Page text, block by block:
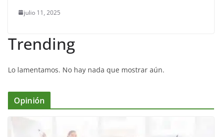
julio 11, 2025
Trending
Lo lamentamos. No hay nada que mostrar aún.
Opinión